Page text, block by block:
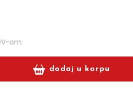
om.
dodaj u korpu